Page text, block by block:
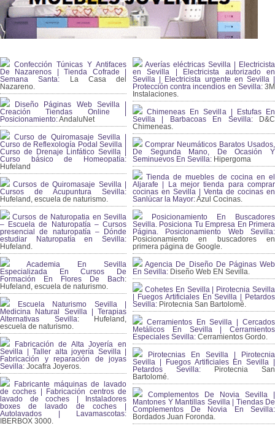
Confección Túnicas Y Antifaces
De Nazarenos | Tienda Cofrade |
Semana Santa: La Casa del
Nazareno.
Diseño Páginas Web Sevilla |
Creación Tiendas Online |
Posicionamiento:AndaluNet
Curso de Quiromasaje Sevilla |
Curso de Reflexología Podal Sevilla |
Curso de Drenaje Linfático Sevilla |
Curso básico de Homeopatía:
Hufeland
Cursos de Quiromasaje Sevilla |
Cursos de Acupuntura Sevilla:
Hufeland, escuela de naturismo.
Cursos de Naturopatia en Sevilla
– Escuela de Naturopatía – Cursos
presencial de naturopatía – Dónde
estudiar Naturopatía en Sevilla:
Hufeland.
Academia En Sevilla
Especializada En Cursos De
Formación En Flores De Bach:
Hufeland, escuela de naturismo.
Escuela Naturismo Sevilla |
Medicina Natural Sevilla | Terapias
Alternativas Sevilla: Hufeland,
escuela de naturismo.
Fabricación de Alta Joyería en
Sevilla | Taller alta joyería Sevilla |
Fabricación y reparación de joyas
Sevilla: Jocafra Joyeros.
Fabricante máquinas de lavado
de coches | Fabricación centros de
lavado de coches | Instaladores
boxes de lavado de coches |
Autolavados | Lavamascotas:
IBERBOX 3000.
Averías eléctricas Sevilla | Electricista
en Sevilla | Electricista autorizado en
Sevilla | Electricista urgente en Sevilla |
Protección contra incendios en Sevilla:3M
Instalaciones.
Chimeneas En Sevilla | Estufas En
Sevilla | Barbacoas En Sevilla:D&C
Chimeneas.
Comprar Neumáticos Baratos Usados,
De Segunda Mano, De Ocasión Y
Seminuevos En Sevilla: Hipergoma
Tienda de muebles de cocina en el
Aljarafe | La mejor tienda para comprar
cocinas en Sevilla | Venta de cocinas en
Sanlúcar la Mayor:Azul Cocinas.
Posicionamiento En Buscadores
Sevilla. Posiciona Tu Empresa En Primera
Página. Posicionamiento Web Sevilla:
Posicionamiento en buscadores en
primera página de Google.
Agencia De Diseño De Páginas Web
En Sevilla: Diseño Web EN Sevilla.
Cohetes En Sevilla | Pirotecnia Sevilla
| Fuegos Artificiales En Sevilla | Petardos
Sevilla: Pirotecnia San Bartolomé.
Cerramientos En Sevilla | Cercados
Metálicos En Sevilla | Cerramientos
Especiales Sevilla: Cerramientos Gordo.
Pirotecnias En Sevilla | Pirotecnia
Sevilla | Fuegos Artificiales En Sevilla |
Petardos Sevilla: Pirotecnia San
Bartolomé.
Complementos De Novia Sevilla |
Mantones Y Mantillas Sevilla | Tiendas De
Complementos De Novia En Sevilla:
Bordados Juan Foronda.